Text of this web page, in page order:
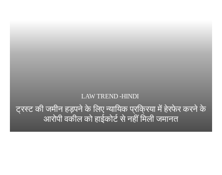
LAW TREND -HINDI
ट्रस्ट की जमीन हड़पने के लिए न्यायिक प्रक्रिया में हेरफेर करने के
आरोपी वकील को हाईकोर्ट से नहीं मिली जमानत